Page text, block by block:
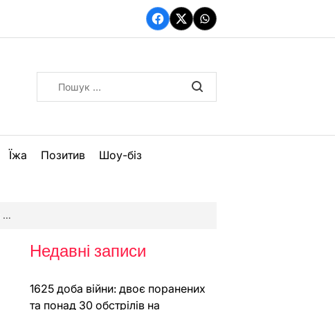
Facebook
TwitterWhatsApp
Їжа Позитив Шоу-біз
Недавні записи
1625 доба війни: двоє поранених
та понад 30 обстрілів на